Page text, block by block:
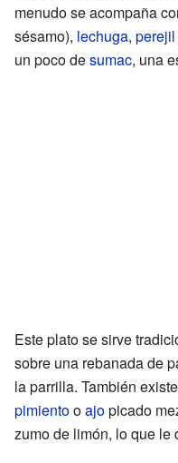
menudo se acompaña
sésamo), lechuga, perejil
un poco desumac, una
Este plato se sirve
sobre una rebanada de
la parrilla. También
pimientooajopicado
zumo de limón, lo que le